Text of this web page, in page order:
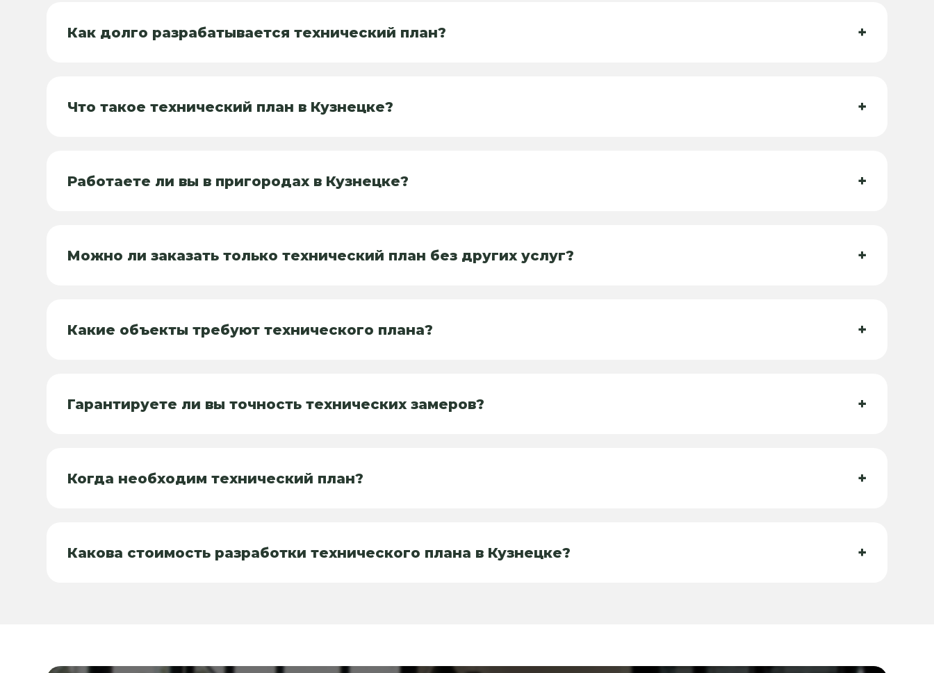
Как долго разрабатывается технический план? +
Что такое технический план в Кузнецке? +
Работаете ли вы в пригородах в Кузнецке? +
Можно ли заказать только технический план без других услуг? +
Какие объекты требуют технического плана? +
Гарантируете ли вы точность технических замеров? +
Когда необходим технический план? +
Какова стоимость разработки технического плана в Кузнецке? +